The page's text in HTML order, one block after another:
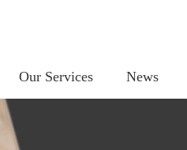
Our Services News